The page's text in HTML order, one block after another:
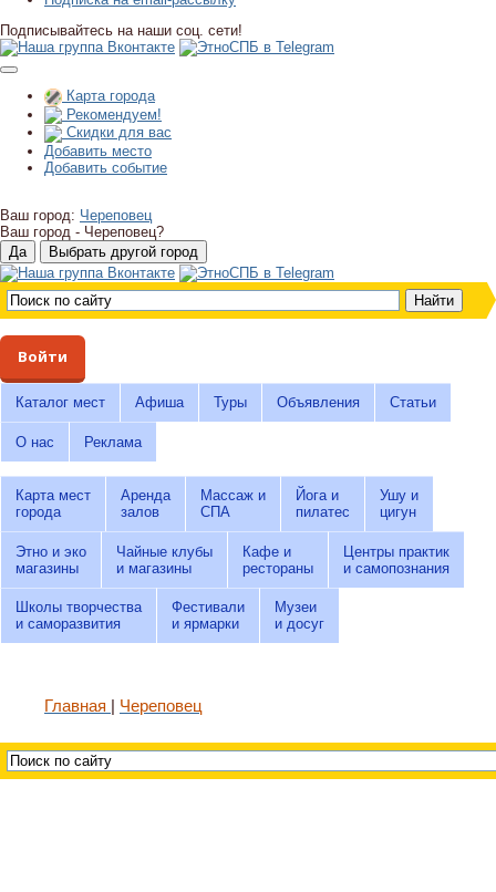
Подписывайтесь на наши соц. сети!
Карта города
Рекомендуем!
Скидки для вас
Добавить место
Добавить событие
Ваш город: Череповец
Ваш город - Череповец?
Войти
Каталог мест Афиша Туры Объявления Статьи
О нас Реклама
Карта мест
города
Аренда
залов
Массаж и
СПА
Йога и
пилатес
Ушу и
цигун
Этно и эко
магазины
Чайные клубы
и магазины
Кафе и
рестораны
Центры практик
и самопознания
Школы творчества
и саморазвития
Фестивали
и ярмарки
Музеи
и досуг
Главная Череповец